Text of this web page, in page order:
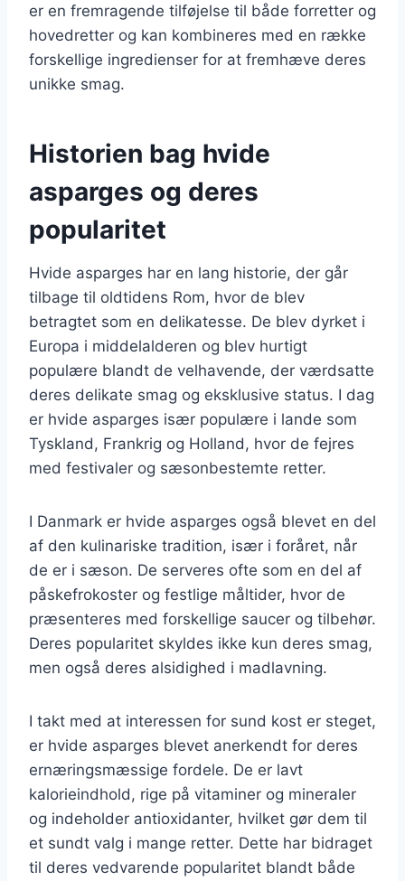
er en fremragende tilføjelse til både forretter og
hovedretter og kan kombineres med en række
forskellige ingredienser for at fremhæve deres
unikke smag.
Historien bag hvide
asparges og deres
popularitet
Hvide asparges har en lang historie, der går
tilbage til oldtidens Rom, hvor de blev
betragtet som en delikatesse. De blev dyrket i
Europa i middelalderen og blev hurtigt
populære blandt de velhavende, der værdsatte
deres delikate smag og eksklusive status. I dag
er hvide asparges især populære i lande som
Tyskland, Frankrig og Holland, hvor de fejres
med festivaler og sæsonbestemte retter.
I Danmark er hvide asparges også blevet en del
af den kulinariske tradition, især i foråret, når
de er i sæson. De serveres ofte som en del af
påskefrokoster og festlige måltider, hvor de
præsenteres med forskellige saucer og tilbehør.
Deres popularitet skyldes ikke kun deres smag,
men også deres alsidighed i madlavning.
I takt med at interessen for sund kost er steget,
er hvide asparges blevet anerkendt for deres
ernæringsmæssige fordele. De er lavt
kalorieindhold, rige på vitaminer og mineraler
og indeholder antioxidanter, hvilket gør dem til
et sundt valg i mange retter. Dette har bidraget
til deres vedvarende popularitet blandt både